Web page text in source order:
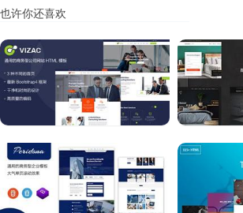
也许你还喜欢